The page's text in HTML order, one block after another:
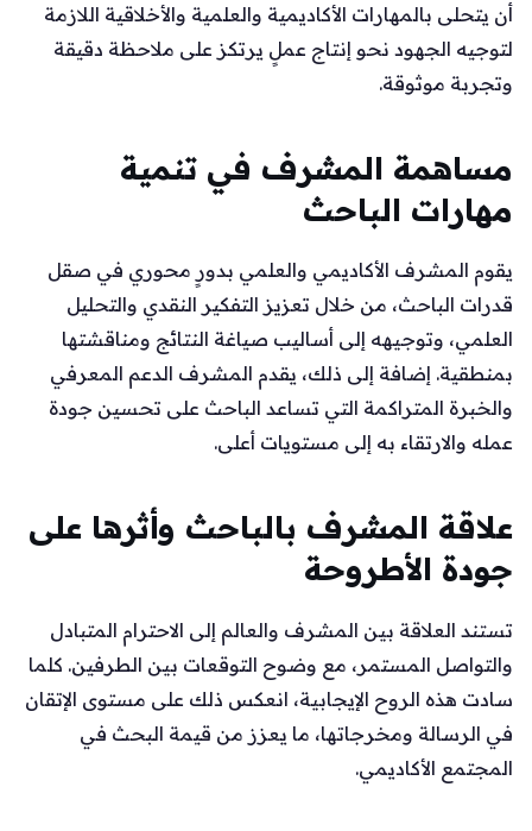
أن يتحلى بالمهارات الأكاديمية والعلمية والأخلاقية اللازمة
لتوجيه الجهود نحو إنتاج عملٍ يرتكز على ملاحظة دقيقة
وتجربة موثوقة.
مساهمة المشرف في تنمية
مهارات الباحث
يقوم المشرف الأكاديمي والعلمي بدورٍ محوري في صقل
قدرات الباحث، من خلال تعزيز التفكير النقدي والتحليل
العلمي، وتوجيهه إلى أساليب صياغة النتائج ومناقشتها
بمنطقية. إضافة إلى ذلك، يقدم المشرف الدعم المعرفي
والخبرة المتراكمة التي تساعد الباحث على تحسين جودة
عمله والارتقاء به إلى مستويات أعلى.
علاقة المشرف بالباحث وأثرها على
جودة الأطروحة
تستند العلاقة بين المشرف والعالم إلى الاحترام المتبادل
والتواصل المستمر، مع وضوح التوقعات بين الطرفين. كلما
سادت هذه الروح الإيجابية، انعكس ذلك على مستوى الإتقان
في الرسالة ومخرجاتها، ما يعزز من قيمة البحث في
المجتمع الأكاديمي.